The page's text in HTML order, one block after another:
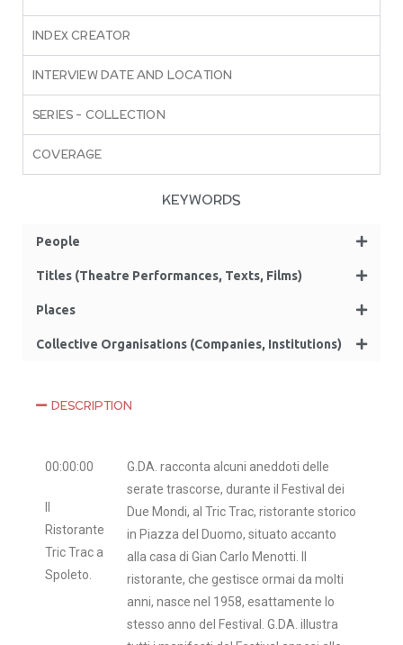
INDEX CREATOR
INTERVIEW DATE AND LOCATION
SERIES – COLLECTION
COVERAGE
KEYWORDS
People
Titles (Theatre Performances, Texts, Films)
Places
Collective Organisations (Companies, Institutions)
DESCRIPTION
00:00:00
Ristorante
Tric Trac a
Spoleto.
G.DA. racconta alcuni aneddoti delle
serate trascorse, durante il Festival dei
Due Mondi, al Tric Trac, ristorante storico
in Piazza del Duomo, situato accanto
alla casa di Gian Carlo Menotti. Il
ristorante, che gestisce ormai da molti
anni, nasce nel 1958, esattamente lo
stesso anno del Festival. G.DA. illustra